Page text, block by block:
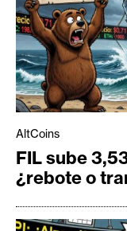
AltCoins
FIL sube
¿rebote o